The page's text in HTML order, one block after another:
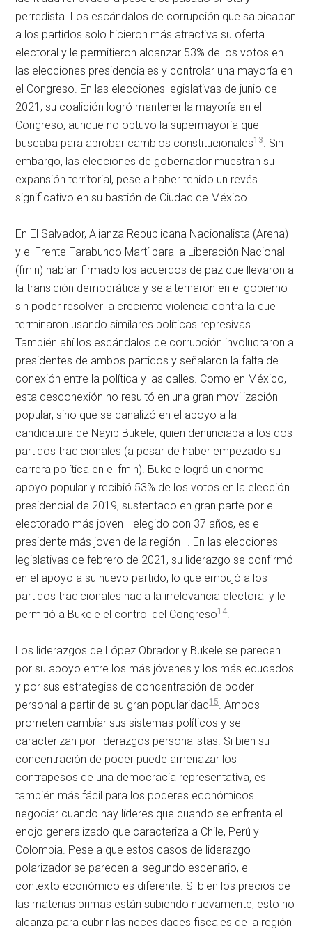
perredista. Los escándalos de corrupción que salpicaban
a los partidos solo hicieron más atractiva su oferta
electoral y le permitieron alcanzar 53% de los votos en
las elecciones presidenciales y controlar una mayoría en
el Congreso. En las elecciones legislativas de junio de
2021, su coalición logró mantener la mayoría en el
Congreso, aunque no obtuvo la supermayoría que
buscaba para aprobar cambios constitucionales13. Sin
embargo, las elecciones de gobernador muestran su
expansión territorial, pese a haber tenido un revés
significativo en su bastión de Ciudad de México.
En El Salvador, Alianza Republicana Nacionalista (Arena)
y el Frente Farabundo Martí para la Liberación Nacional
(fmln) habían firmado los acuerdos de paz que llevaron a
la transición democrática y se alternaron en el gobierno
sin poder resolver la creciente violencia contra la que
terminaron usando similares políticas represivas.
También ahí los escándalos de corrupción involucraron a
presidentes de ambos partidos y señalaron la falta de
conexión entre la política y las calles. Como en México,
esta desconexión no resultó en una gran movilización
popular, sino que se canalizó en el apoyo a la
candidatura de Nayib Bukele, quien denunciaba a los dos
partidos tradicionales (a pesar de haber empezado su
carrera política en elfmln). Bukele logró un enorme
apoyo popular y recibió 53% de los votos en la elección
presidencial de 2019, sustentado en gran parte por el
electorado más joven –elegido con 37 años, es el
presidente más joven de la región–. En las elecciones
legislativas de febrero de 2021, su liderazgo se confirmó
en el apoyo a su nuevo partido, lo que empujó a los
partidos tradicionales hacia la irrelevancia electoral y le
permitió a Bukele el control del Congreso14.
Los liderazgos de López Obrador y Bukele se parecen
por su apoyo entre los más jóvenes y los más educados
y por sus estrategias de concentración de poder
personal a partir de su gran popularidad15. Ambos
prometen cambiar sus sistemas políticos y se
caracterizan por liderazgos personalistas. Si bien su
concentración de poder puede amenazar los
contrapesos de una democracia representativa, es
también más fácil para los poderes económicos
negociar cuando hay líderes que cuando se enfrenta el
enojo generalizado que caracteriza a Chile, Perú y
Colombia. Pese a que estos casos de liderazgo
polarizador se parecen al segundo escenario, el
contexto económico es diferente. Si bien los precios de
las materias primas están subiendo nuevamente, esto no
alcanza para cubrir las necesidades fiscales de la región